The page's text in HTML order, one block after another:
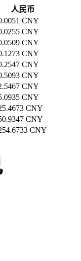
人民币
CNY
CNY
CNY
CNY
CNY
CNY
CNY
CNY
CNY
CNY
CNY